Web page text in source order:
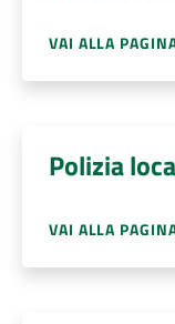
VAI ALLA
Polizia
VAI ALLA